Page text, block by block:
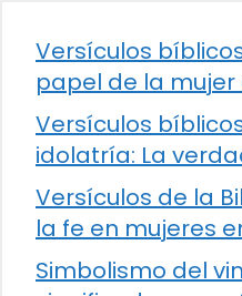
Versículos
papel de la mujer
Versículos
idolatría: La
Versículos de la
la fe en mujeres
Simbolismo del